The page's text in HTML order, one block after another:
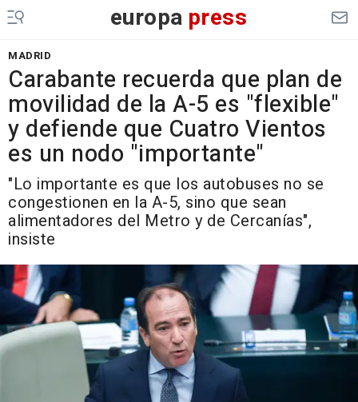
europa press
MADRID
Carabante recuerda que plan de
movilidad de la A-5 es "flexible"
y defiende que Cuatro Vientos
es un nodo "importante"
"Lo importante es que los autobuses no se
congestionen en la A-5, sino que sean
alimentadores del Metro y de Cercanías",
insiste